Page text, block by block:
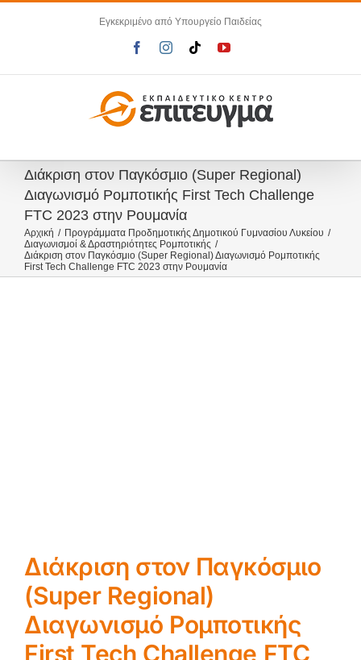
Εγκεκριμένο από Υπουργείο Παιδείας
FacebookInstagram
TiktokYouTube
Διάκριση στον Παγκόσμιο (Super Regional)
Διαγωνισμό Ρομποτικής First Tech Challenge
FTC 2023 στην Ρουμανία
Αρχική
Προγράμματα Προδημοτικής Δημοτικού Γυμνασίου Λυκείου
Διαγωνισμοί & Δραστηριότητες Ρομποτικής
Διάκριση στον Παγκόσμιο (Super Regional) Διαγωνισμό Ρομποτικής
First Tech Challenge FTC 2023 στην Ρουμανία
Διάκριση στον Παγκόσμιο
(Super Regional)
Διαγωνισμό Ρομποτικής
First Tech Challenge FTC